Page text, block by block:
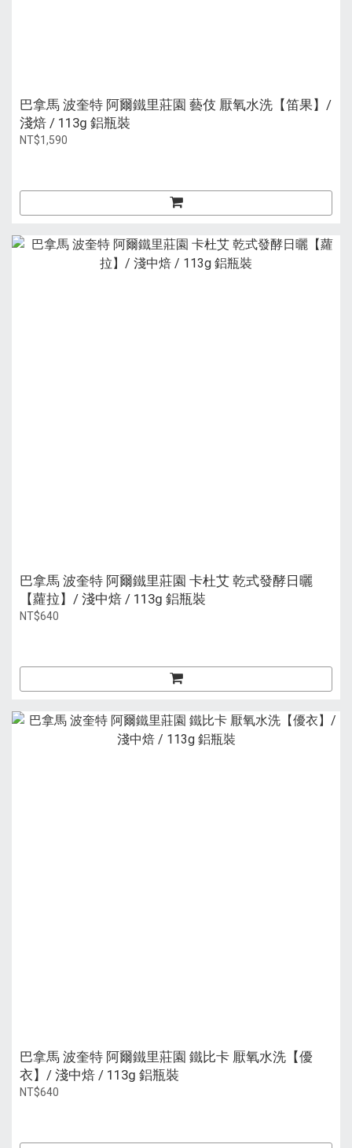
巴拿馬 波奎特 阿爾鐵里莊園 藝伎 厭氧水洗【笛果】/
淺焙 / 113g 鋁瓶裝
NT$1,590
巴拿馬 波奎特 阿爾鐵里莊園 卡杜艾 乾式發酵日曬
【蘿拉】/ 淺中焙 / 113g 鋁瓶裝
NT$640
巴拿馬 波奎特 阿爾鐵里莊園 鐵比卡 厭氧水洗【優
衣】/ 淺中焙 / 113g 鋁瓶裝
NT$640